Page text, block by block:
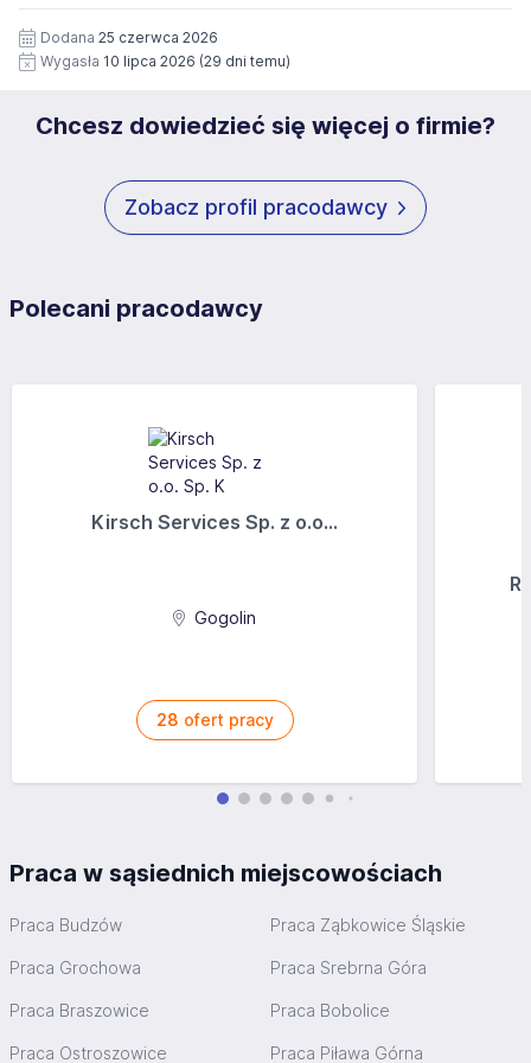
https://www.workprofit.pl/klauzula-informacyjna.html
12 miesięcy. Zgoda jest dobrowolna i może być w każdym
czasie wycofana.
Dodana 25 czerwca 2026
Wygasła 10 lipca 2026 (29 dni temu)
Chcesz dowiedzieć się więcej o firmie?
Zobacz profil pracodawcy
Polecani pracodawcy
Kirsch Services Sp. z o.o...
Gogolin
28 ofert pracy
Praca w sąsiednich miejscowościach
Praca Budzów Praca Ząbkowice Śląskie
Praca Grochowa Praca Srebrna Góra
Praca Braszowice Praca Bobolice
Praca Ostroszowice Praca Piława Górna